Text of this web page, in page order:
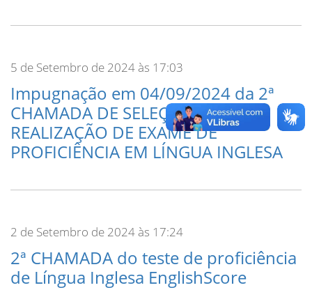
5 de Setembro de 2024 às 17:03
Impugnação em 04/09/2024 da 2ª
CHAMADA DE SELEÇÃO À
REALIZAÇÃO DE EXAME DE
PROFICIÊNCIA EM LÍNGUA INGLESA
2 de Setembro de 2024 às 17:24
2ª CHAMADA do teste de proficiência
de Língua Inglesa EnglishScore